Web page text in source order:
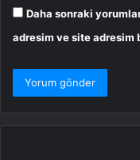
Daha sonraki
adresim ve site adresim